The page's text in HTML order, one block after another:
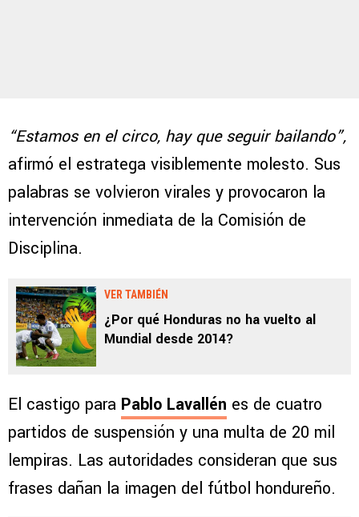
“Estamos en el circo, hay que seguir bailando”,
afirmó el estratega visiblemente molesto. Sus
palabras se volvieron virales y provocaron la
intervención inmediata de la Comisión de
Disciplina.
VER TAMBIÉN
¿Por qué Honduras no ha vuelto al
Mundial desde 2014?
El castigo para Pablo Lavallén es de cuatro
partidos de suspensión y una multa de 20 mil
lempiras. Las autoridades consideran que sus
frases dañan la imagen del fútbol hondureño.